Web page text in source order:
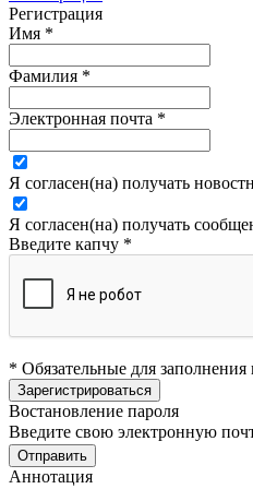
Регистрация
Имя *
Фамилия *
Электронная почта *
Я согласен(на) получать
Я согласен(на) получать
Введите капчу *
* Обязательные для заполнения
Востановление пароля
Введите свою электронную
Аннотация